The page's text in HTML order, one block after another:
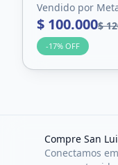
Vendido por
$ 100.000$
-17% OFF
Compre San
Conectamos